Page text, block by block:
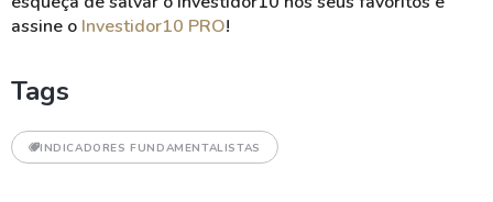
assine o Investidor10 PRO!
Tags
INDICADORES FUNDAMENTALISTAS